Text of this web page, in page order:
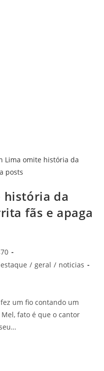
história da
fãs e apaga
/ geral / noticias
um fio contando um
fato é que o cantor